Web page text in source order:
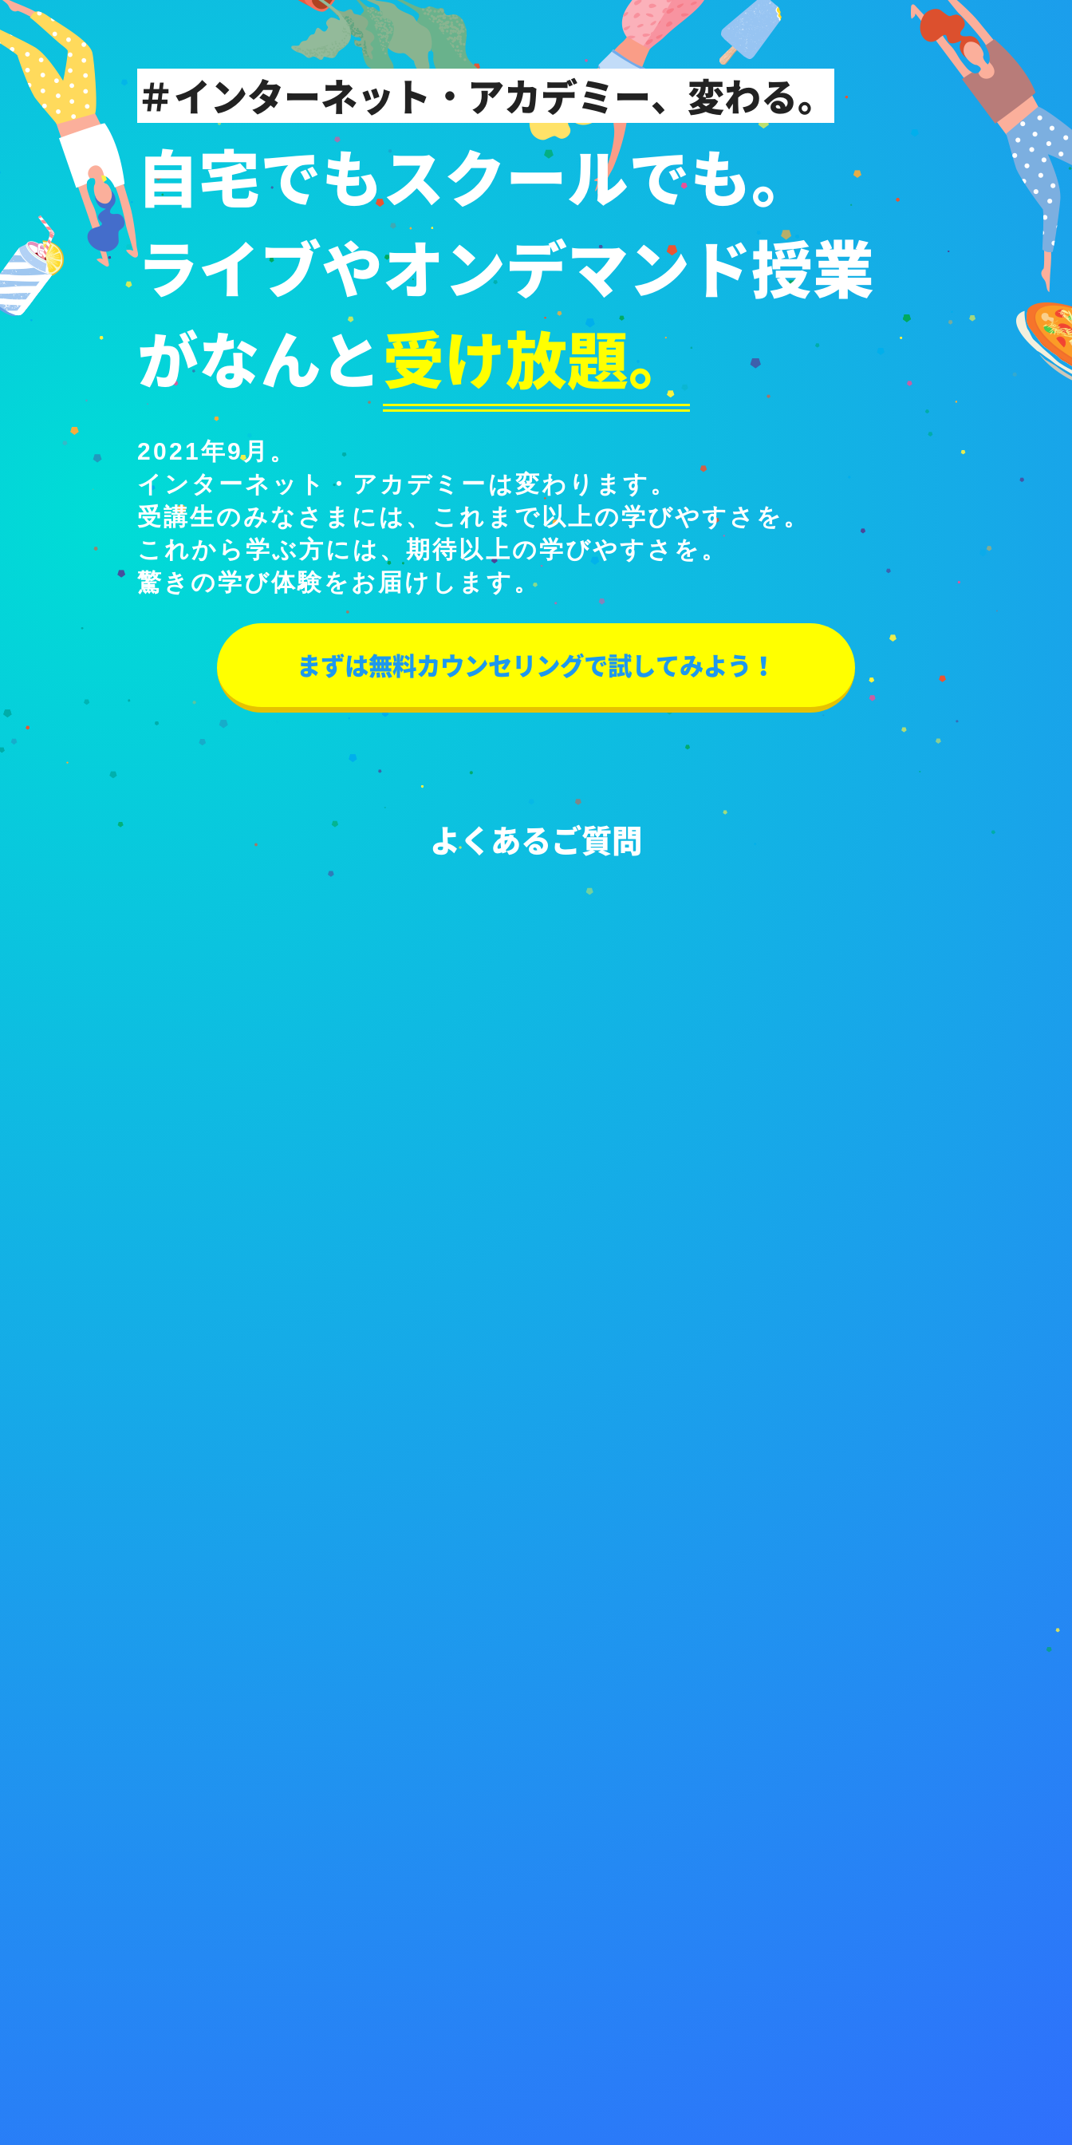
＃インターネット・アカデミー、変わる。
自宅でもスクールでも。
ライブやオンデマンド授業
がなんと受け放題。
2021年9月。
インターネット・アカデミーは変わります。
受講生のみなさまには、これまで以上の学びやすさを。
これから学ぶ方には、期待以上の学びやすさを。
驚きの学び体験をお届けします。
まずは無料カウンセリングで試してみよう！
よくあるご質問